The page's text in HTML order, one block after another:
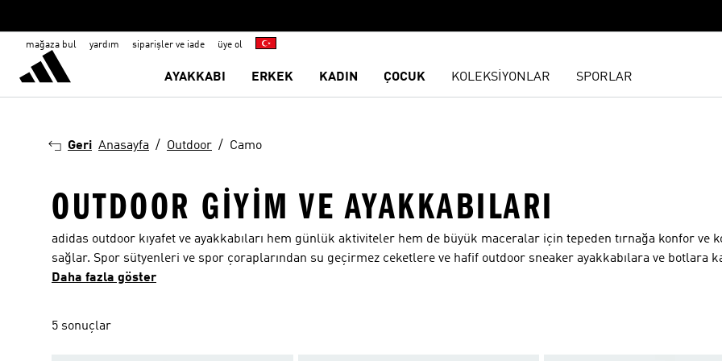
mağaza bul yardım siparişler ve iade üye ol
AYAKKABI ERKEK KADIN ÇOCUK KOLEKSİYONLAR SPORLAR
Geri Anasayfa Outdoor Camo
OUTDOOR GIYIM VE AYAKKABILARI
adidas outdoor kıyafet ve ayakkabıları hem günlük aktiviteler hem de büyük maceralar için tepeden tırnağa konfor ve
sağlar. Spor sütyenleri ve spor çoraplarından su geçirmez ceketlere ve hafif outdoor sneaker ayakkabılara ve botlara
yollarında ve mahallendeki parkta ihtiyacın olan her şeyi sunuyoruz. AEROREADY ile üretilen tişört, şort ve eşofman
Daha fazla göster
5 sonuçlar